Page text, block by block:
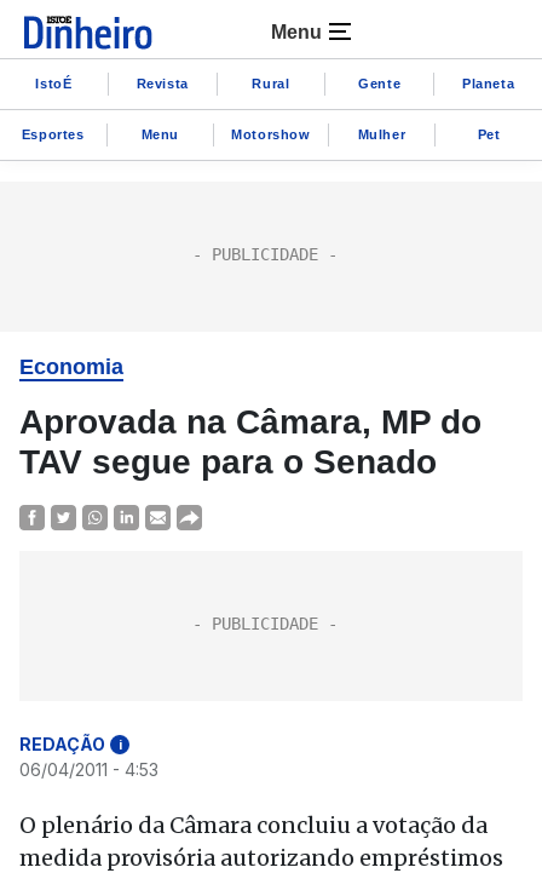
Menu
IstoÉ Revista Rural Gente Planeta
Esportes Menu Motorshow Mulher Pet
Economia
Aprovada na Câmara, MP do
TAV segue para o Senado
REDAÇÃO i
06/04/2011 - 4:53
O plenário da Câmara concluiu a votação da
medida provisória autorizando empréstimos